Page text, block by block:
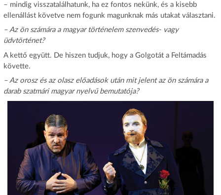
– mindig visszatalálhatunk, ha ez fontos nekünk, és a kisebb
ellenállást követve nem fogunk magunknak más utakat választani.
– Az ön számára a magyar történelem szenvedés- vagy
üdvtörténet?
A kettő együtt. De hiszen tudjuk, hogy a Golgotát a Feltámadás
követte.
– Az orosz és az olasz előadások után mit jelent az ön számára a
darab szatmári magyar nyelvű bemutatója?